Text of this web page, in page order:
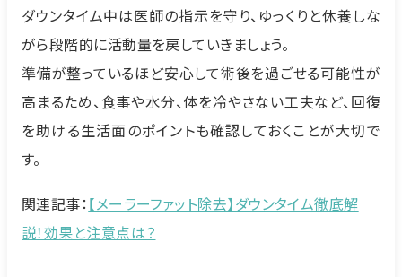
ダウンタイム中は医師の指示を守り、ゆっくりと休養しな
がら段階的に活動量を戻していきましょう。
準備が整っているほど安心して術後を過ごせる可能性が
高まるため、食事や水分、体を冷やさない工夫など、回復
を助ける生活面のポイントも確認しておくことが大切で
す。
関連記事：【メーラーファット除去】ダウンタイム徹底解
説！効果と注意点は？